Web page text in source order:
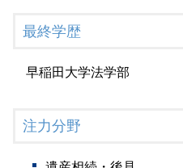
最終学歴
早稲田大学法学部
注力分野